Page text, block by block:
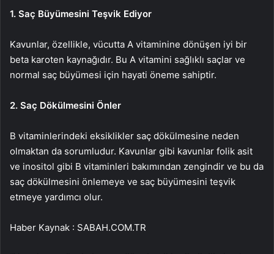
1. Saç Büyümesini Teşvik Ediyor
Kavunlar, özellikle, vücutta A vitaminine dönüşen iyi bir
beta karoten kaynağıdır. Bu A vitamini sağlıklı saçlar ve
normal saç büyümesi için hayati öneme sahiptir.
2. Saç Dökülmesini Önler
B vitaminlerindeki eksiklikler saç dökülmesine neden
olmaktan da sorumludur. Kavunlar gibi kavunlar folik asit
ve inositol gibi B vitaminleri bakımından zengindir ve bu da
saç dökülmesini önlemeye ve saç büyümesini teşvik
etmeye yardımcı olur.
Haber Kaynak : SABAH.COM.TR